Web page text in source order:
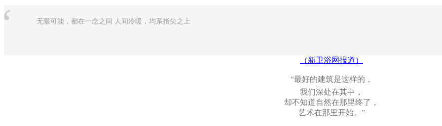
无限可能，都在一念之间 人间冷暖，均系指尖之上
（新卫浴网报道）
“最好的建筑是这样的，
我们深处在其中，
却不知道自然在那里终了，
艺术在那里开始。”